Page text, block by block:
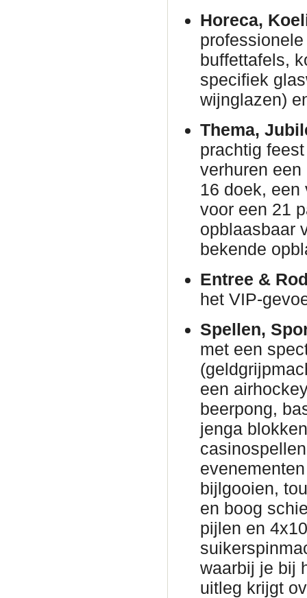
Horeca,
buffettafels,
specifiek
wijnglazen)
Thema,
prachtig
verhuren
16 doek, een
voor een 21
opblaasbaar
bekende
Entree &
het VIP-
Spellen,
met een
een
beerpong,
jenga
bijlgooien,
en boog
pijlen en
waarbij je bij
uitleg krijgt